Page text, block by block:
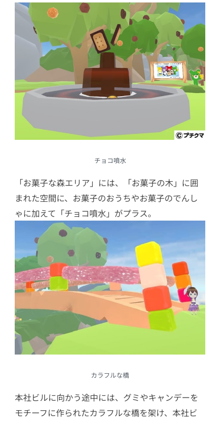
チョコ噴水
「お菓子な森エリア」には、「お菓子の木」に囲
まれた空間に、お菓子のおうちやお菓子のでんし
ゃに加えて「チョコ噴水」がプラス。
カラフルな橋
本社ビルに向かう途中には、グミやキャンデーを
モチーフに作られたカラフルな橋を架け、本社ビ